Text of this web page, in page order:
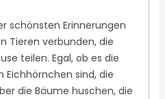
schönsten Erinnerungen
Tieren verbunden, die
teilen. Egal, ob es die
Eichhörnchen sind, die
die Bäume huschen, die